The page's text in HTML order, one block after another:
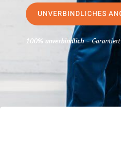
UNVERBINDLICHES
100% unverbindlich–